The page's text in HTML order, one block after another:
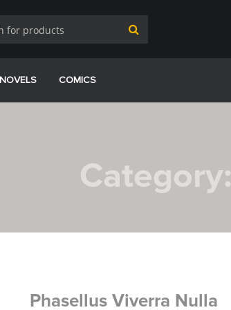
NOVELS COMICS
Category:
Phasellus Viverra Nulla